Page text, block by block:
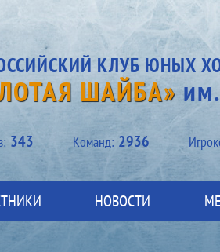
КЛУБ ЮНЫХ
ШАЙБА»
343 Kоманд: 2936
НОВОСТИ